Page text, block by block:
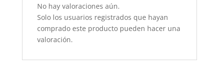
No hay valoraciones aún.
Solo los usuarios registrados que hayan
comprado este producto pueden hacer una
valoración.